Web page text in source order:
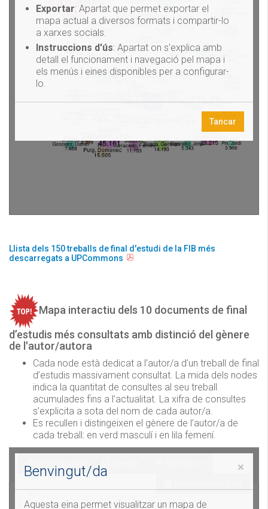
Llista dels 150 treballs de final d'estudi de la FIB més
descarregats a UPCommons
Mapa interactiu dels 10 documents de final
d’estudis més consultats amb distinció del gènere
de l'autor/autora
Cada node està dedicat a l’autor/a d’un treball de final
d’estudis massivament consultat. La mida dels nodes
indica la quantitat de consultes al seu treball
acumulades fins a l’actualitat. La xifra de consultes
s’explicita a sota del nom de cada autor/a.
Es recullen i distingeixen el gènere de l’autor/a de
cada treball: en verd masculí i en lila femení.